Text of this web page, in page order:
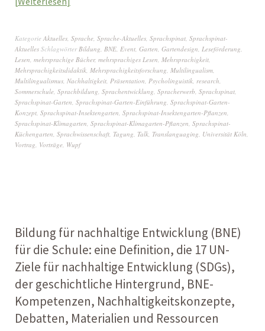
Kategorie Aktuelles Sprache Sprache-Aktuelles Sprachspinat Sprachspinat-
Aktuelles Schlagwörter Bildung BNE Event Garten Gartendesign Leseförderung
Lesen mehrsprachige Bücher, mehrsprachiges Lesen Mehrsprachigkeit
Mehrsprachigkeitsdidaktik Mehrsprachigkeitsforschung Multilingualism
Multilingualismus Nachhaltigkeit Präsentation Psycholinguistik research
Sommerschule Sprachbildung Sprachentwicklung Spracherwerb Sprachspinat
Sprachspinat-Garten Sprachspinat-Garten-Einführung Sprachspinat-Garten-
Konzept Sprachspinat-Insektengarten Sprachspinat-Insektengarten-Pflanzen
Sprachspinat-Klimagarten Sprachspinat-Klimagarten-Pflanzen Sprachspinat-
Küchengarten Sprachwissenschaft Tagung Talk Translanguaging Universität Köln
Vortrag Vorträge Wupf
Bildung für nachhaltige Entwicklung (BNE)
für die Schule: eine Definition, die 17 UN-
Ziele für nachhaltige Entwicklung (SDGs),
der geschichtliche Hintergrund, BNE-
Kompetenzen, Nachhaltigkeitskonzepte,
Debatten, Materialien und Ressourcen